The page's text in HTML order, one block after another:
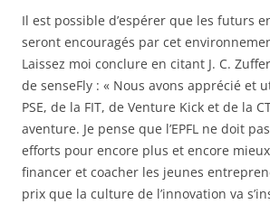
Il est possible d’espérer que les futurs
seront encouragés par cet
Laissez moi conclure en citant J. C.
de senseFly : « Nous avons apprécié et
PSE, de la FIT, de Venture Kick et de la
aventure. Je pense que l’EPFL ne doit
efforts pour encore plus et encore
financer et coacher les jeunes
prix que la culture de l’innovation va